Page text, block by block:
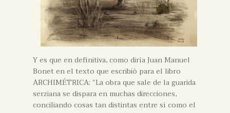
Y es que en definitiva, como diría Juan Manuel
Bonet en el texto que escribió para el libro
ARCHIMÉTRICA: “La obra que sale de la guarida
serziana se dispara en muchas direcciones,
conciliando cosas tan distintas entre sí como el